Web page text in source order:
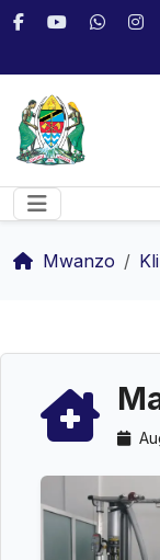
Mwanzo